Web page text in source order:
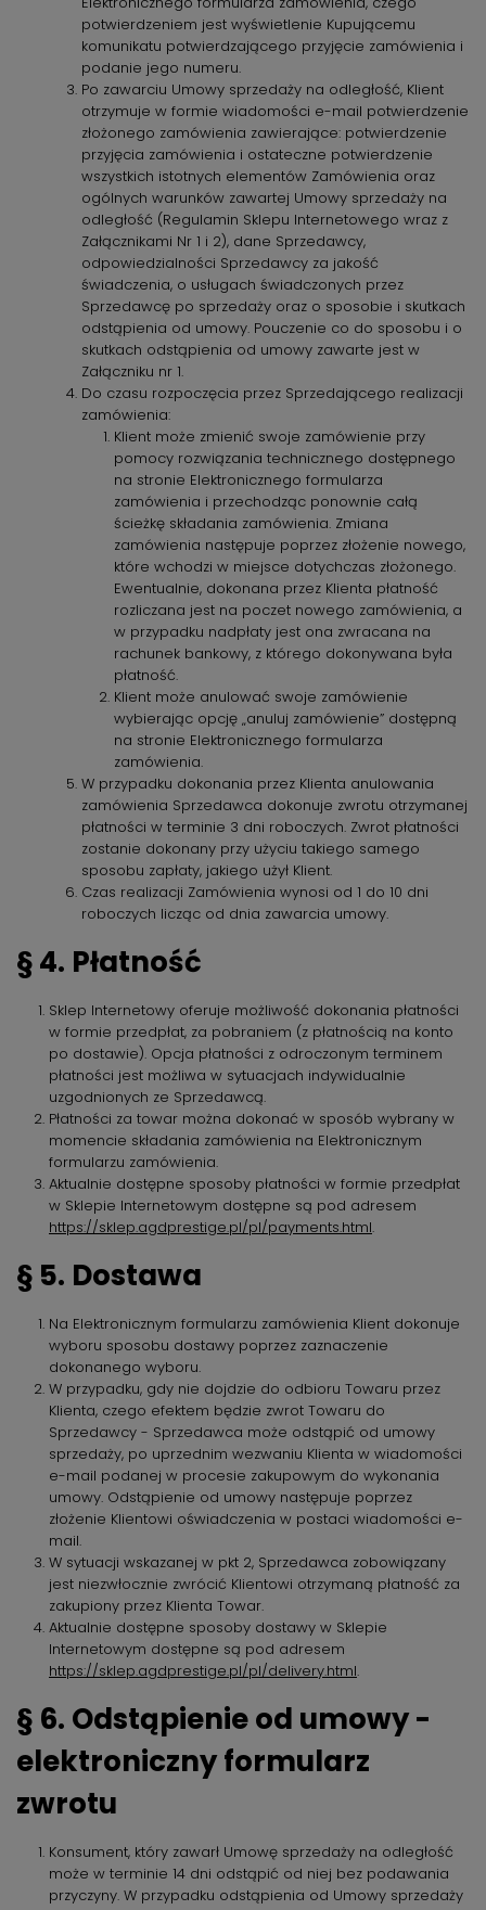
potwierdzeniem jest wyświetlenie Kupującemu
komunikatu potwierdzającego przyjęcie zamówienia i
podanie jego numeru.
Po zawarciu Umowy sprzedaży na odległość, Klient
otrzymuje w formie wiadomości e-mail potwierdzenie
złożonego zamówienia zawierające: potwierdzenie
przyjęcia zamówienia i ostateczne potwierdzenie
wszystkich istotnych elementów Zamówienia oraz
ogólnych warunków zawartej Umowy sprzedaży na
odległość (Regulamin Sklepu Internetowego wraz z
Załącznikami Nr 1 i 2), dane Sprzedawcy,
odpowiedzialności Sprzedawcy za jakość
świadczenia, o usługach świadczonych przez
Sprzedawcę po sprzedaży oraz o sposobie i skutkach
odstąpienia od umowy. Pouczenie co do sposobu i o
skutkach odstąpienia od umowy zawarte jest w
Załączniku nr 1.
Do czasu rozpoczęcia przez Sprzedającego realizacji
zamówienia:
Klient może zmienić swoje zamówienie przy
pomocy rozwiązania technicznego dostępnego
na stronie Elektronicznego formularza
zamówienia i przechodząc ponownie całą
ścieżkę składania zamówienia. Zmiana
zamówienia następuje poprzez złożenie nowego,
które wchodzi w miejsce dotychczas złożonego.
Ewentualnie, dokonana przez Klienta płatność
rozliczana jest na poczet nowego zamówienia, a
w przypadku nadpłaty jest ona zwracana na
rachunek bankowy, z którego dokonywana była
płatność.
Klient może anulować swoje zamówienie
wybierając opcję „anuluj zamówienie” dostępną
na stronie Elektronicznego formularza
zamówienia.
W przypadku dokonania przez Klienta anulowania
zamówienia Sprzedawca dokonuje zwrotu otrzymanej
płatności w terminie 3 dni roboczych. Zwrot płatności
zostanie dokonany przy użyciu takiego samego
sposobu zapłaty, jakiego użył Klient.
Czas realizacji Zamówienia wynosi od 1 do 10 dni
roboczych licząc od dnia zawarcia umowy.
§ 4. Płatność
Sklep Internetowy oferuje możliwość dokonania płatności
w formie przedpłat, za pobraniem (z płatnością na konto
po dostawie). Opcja płatności z odroczonym terminem
płatności jest możliwa w sytuacjach indywidualnie
uzgodnionych ze Sprzedawcą.
Płatności za towar można dokonać w sposób wybrany w
momencie składania zamówienia na Elektronicznym
formularzu zamówienia.
Aktualnie dostępne sposoby płatności w formie przedpłat
w Sklepie Internetowym dostępne są pod adresem
https://sklep.agdprestige.pl/pl/payments.html.
§ 5. Dostawa
Na Elektronicznym formularzu zamówienia Klient dokonuje
wyboru sposobu dostawy poprzez zaznaczenie
dokonanego wyboru.
W przypadku, gdy nie dojdzie do odbioru Towaru przez
Klienta, czego efektem będzie zwrot Towaru do
Sprzedawcy - Sprzedawca może odstąpić od umowy
sprzedaży, po uprzednim wezwaniu Klienta w wiadomości
e-mail podanej w procesie zakupowym do wykonania
umowy. Odstąpienie od umowy następuje poprzez
złożenie Klientowi oświadczenia w postaci wiadomości e-
mail.
W sytuacji wskazanej w pkt 2, Sprzedawca zobowiązany
jest niezwłocznie zwrócić Klientowi otrzymaną płatność za
zakupiony przez Klienta Towar.
Aktualnie dostępne sposoby dostawy w Sklepie
Internetowym dostępne są pod adresem
https://sklep.agdprestige.pl/pl/delivery.html.
§ 6. Odstąpienie od umowy -
elektroniczny formularz
zwrotu
Konsument, który zawarł Umowę sprzedaży na odległość
może w terminie 14 dni odstąpić od niej bez podawania
przyczyny. W przypadku odstąpienia od Umowy sprzedaży